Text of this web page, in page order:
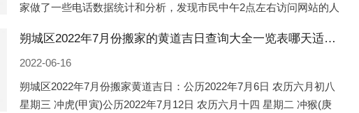
家做了一些电话数据统计和分析，发现市民中午2点左右访问网站的人
最多的，网上QQ微
朔城区2022年7月份搬家的黄道吉日查询大全一览表哪天适合搬家好日子
2022-06-16
朔城区2022年7月份搬家黄道吉日：公历2022年7月6日 农历六月初八
星期三 冲虎(甲寅)公历2022年7月12日 农历六月十四 星期二 冲猴(庚